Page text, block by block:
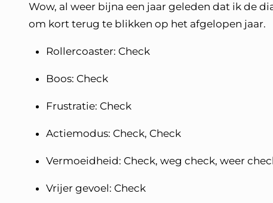
Wow, al weer bijna een jaar geleden dat ik de
om kort terug te blikken op het afgelopen jaar.
Rollercoaster: Check
Boos: Check
Frustratie: Check
Actiemodus: Check, Check
Vermoeidheid: Check, weg check, weer
Vrijer gevoel: Check